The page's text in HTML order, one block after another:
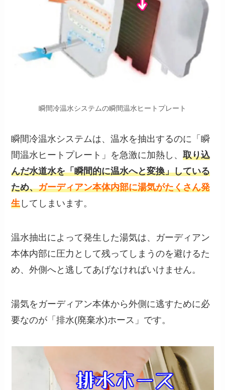
瞬間冷温水システムの瞬間温水ヒートプレート
瞬間冷温水システムは、温水を抽出するのに「瞬
間温水ヒートプレート」を急激に加熱し、取り込
んだ水道水を「瞬間的に温水へと変換」している
ため、ガーディアン本体内部に湯気がたくさん発
生 してしまいます。
温水抽出によって発生した湯気は、ガーディアン
本体内部に圧力として残ってしまうのを避けるた
め、外側へと逃してあげなければいけません。
湯気をガーディアン本体から外側に逃すために必
要なのが「排水(廃棄水)ホース」です。